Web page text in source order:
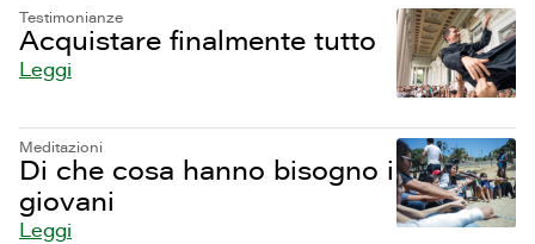
Testimonianze
Acquistare finalmente tutto
Leggi
Meditazioni
Di che cosa hanno bisogno i
giovani
Leggi